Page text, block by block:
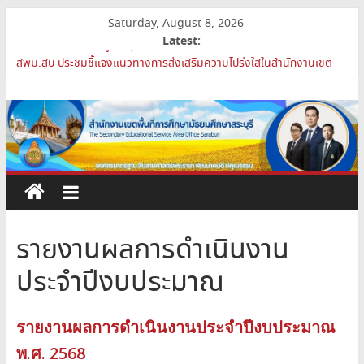
content
Saturday, August 8, 2026
Latest:
การย้ายข้าราชการครูและบุคลากรทางการศึกษา ตำแหน่งศึกษานิเทศก์
สพม.สบ ประชุมชี้แจงแนวทางการส่งเสริมความโปร่งใสในสำนักงานเขต
เปิดห้องเรียนและห้องปฏิบัติการแห่งอนาคต รร.สบว.
สพม.สบ เสริมศักยภาพผู้บริหาร PA Support Team สู่เส้นทางความ
ก้าวหน้าวิชาชีพ
สพม.สบ เข้าร่วมประชุมสัมมนา ผอ.สพท. ทั่วประเทศ ครั้งที่ 2/2569 “All
for Education”
สำนักงาน
เขต
พื้นที่
การ
ศึกษา
มัธยมศึกษา
รายงานผลการดำเนินงาน
ประจำปีงบประมาณ
รายงานผลการดำเนินงานประจำปีงบประมาณ
พ.ศ. 2568